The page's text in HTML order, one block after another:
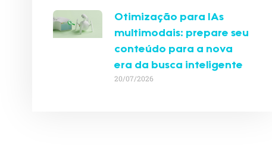
Otimização para IAs
multimodais: prepare seu
conteúdo para a nova
era da busca inteligente
20/07/2026